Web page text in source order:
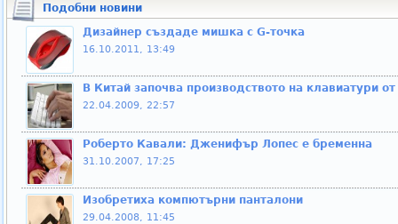
Подобни новини
Дизайнер създаде мишка с G-точка
16.10.2011, 13:49
В Китай започва производството на клавиатури
22.04.2009, 22:57
Роберто Кавали: Дженифър Лопес е бременна
31.10.2007, 17:25
Изобретиха компютърни панталони
29.04.2008, 11:45